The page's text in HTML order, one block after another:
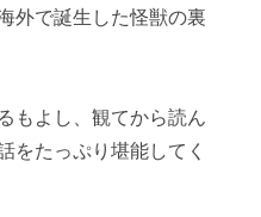
外で誕生した怪獣の裏
もよし、観てから読ん
をたっぷり堪能してく